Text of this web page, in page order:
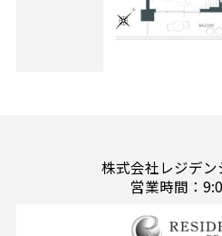
株式会社レジデ
営業時間：